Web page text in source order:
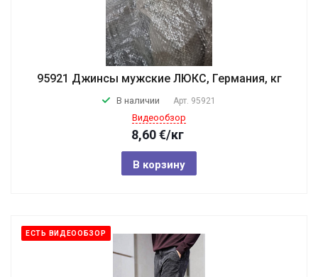
95921 Джинсы мужские ЛЮКС, Германия, кг
В наличии Арт. 95921
Видеообзор
8,60€/кг
В корзину
ЕСТЬ ВИДЕООБЗОР